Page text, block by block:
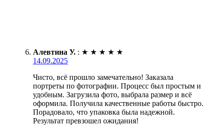
Алевтина У. : ★ ★ ★ ★ ★
14.09.2025
Чисто, всё прошло замечательно! Заказала
портреты по фотографии. Процесс был простым и
удобным. Загрузила фото, выбрала размер и всё
оформила. Получила качественные работы быстро.
Порадовало, что упаковка была надежной.
Результат превзошел ожидания!